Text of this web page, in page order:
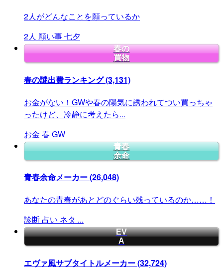
2人がどんなことを願っているか
2人 願い事七夕
春の
買物
春の謎出費ランキング(3,131)
お金がない！GWや春の陽気に誘われてつい買っちゃ
ったけど、冷静に考えたら...
お金 春 GW
青春
余命
青春余命メーカー(26,048)
あなたの青春があとどのぐらい残っているのか……！
診断 占い ネタ ...
EV
A
エヴァ風サブタイトルメーカー(32,724)